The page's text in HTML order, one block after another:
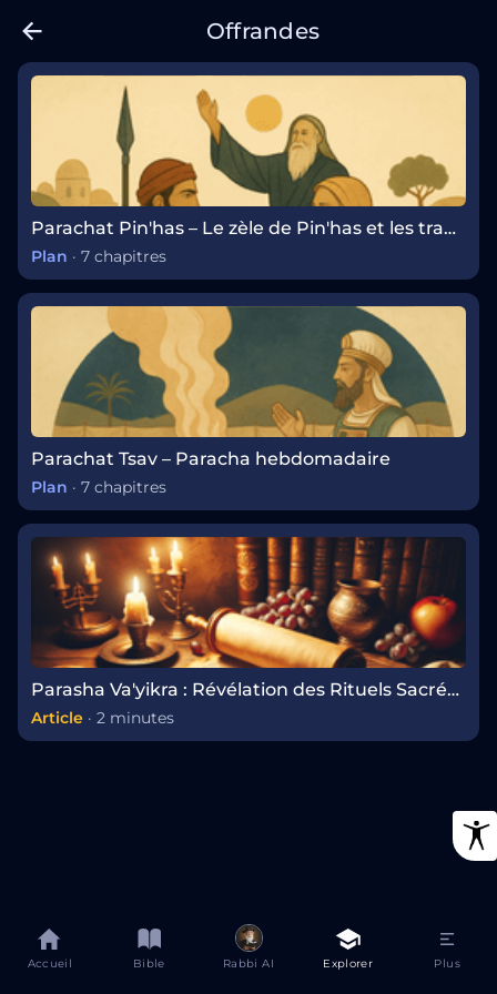
Offrandes
Parachat Pin'has – Le zèle de Pin'has et les transitions de leadership
Plan · 7 chapitres
Parachat Tsav – Paracha hebdomadaire
Plan · 7 chapitres
Parasha Va'yikra : Révélation des Rituels Sacrés des Offrandes
Article · 2 minutes
Accueil Bible Rabbi AI Explorer Plus